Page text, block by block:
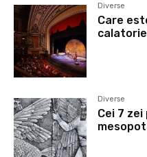
Diverse
Care
Diverse
Cei 7